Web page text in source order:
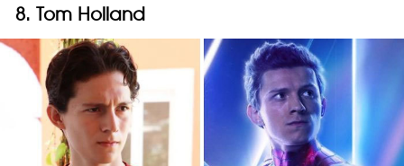
8. Tom Holland